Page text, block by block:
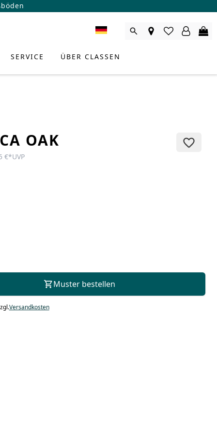
SERVICE ÜBER CLASSEN
OAK
€*UVP
Muster bestellen
Versandkosten